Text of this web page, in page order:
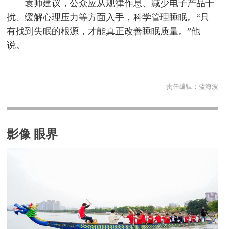
袁帅建议，公众应从规律作息、减少电子产品干
扰、缓解心理压力等方面入手，科学管理睡眠。“只
有找到失眠的根源，才能真正改善睡眠质量。”他
说。
责任编辑： 蓝海波
影像 眼界